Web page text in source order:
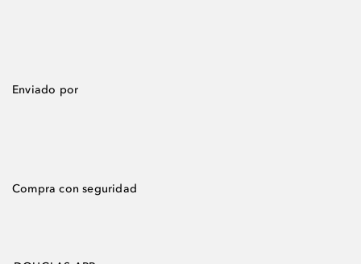
Enviado por
Compra con seguridad